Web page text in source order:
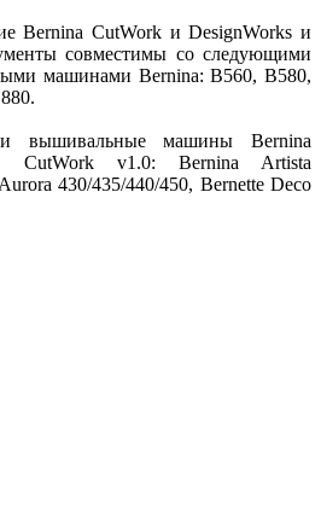
Bernina CutWork и DesignWorks и
совместимы со следующими
машинами Bernina: B560, B580,
вышивальные машины Bernina
CutWork v1.0: Bernina Artista
430/435/440/450, Bernette Deco